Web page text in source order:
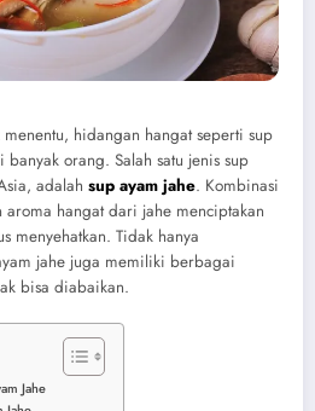
hidangan hangat seperti sup
orang. Salah satu jenis sup
adalah sup ayam jahe. Kombinasi
aroma hangat dari jahe menciptakan
menyehatkan. Tidak hanya
jahe juga memiliki berbagai
bisa diabaikan.
Jahe